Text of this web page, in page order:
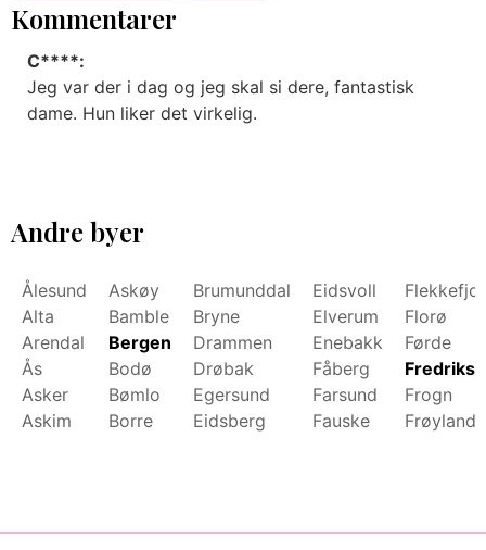
Kommentarer
C****:
Jeg var der i dag og jeg skal si dere, fantastisk
dame. Hun liker det virkelig.
Andre byer
Ålesund
Alta
Arendal
Ås
Asker
Askim
Askøy
Bamble
Bergen
Bodø
Bømlo
Borre
Brumunddal
Bryne
Drammen
Drøbak
Egersund
Eidsberg
Eidsvoll
Elverum
Enebakk
Fåberg
Farsund
Fauske
Florø
Førde
Frogn
Frøyland